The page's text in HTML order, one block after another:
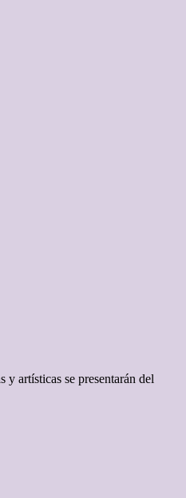
y artísticas se presentarán del